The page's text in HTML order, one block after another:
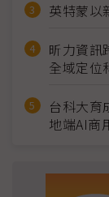
英特蒙以
昕力資訊
全域定位
台科大育
地端AI商